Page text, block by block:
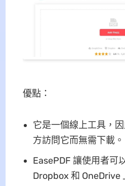
優點：
它是一個線上工具，
方訪問它而無需下載。
EasePDF 讓使用者可
Dropbox 和 OneDrive